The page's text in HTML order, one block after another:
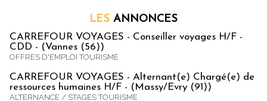
LES ANNONCES
CARREFOUR VOYAGES - Conseiller voyages H/F -
CDD - (Vannes (56))
OFFRES D'EMPLOI TOURISME
CARREFOUR VOYAGES - Alternant(e) Chargé(e) de
ressources humaines H/F - (Massy/Evry (91))
ALTERNANCE / STAGES TOURISME